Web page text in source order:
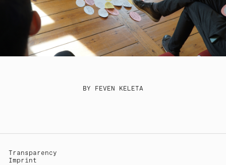
BY FEVEN KELETA
Transparency
Imprint